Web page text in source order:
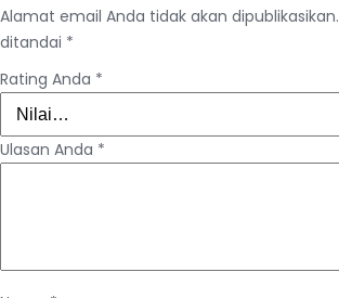
Alamat email Anda tidak akan dipublikasikan.
ditandai *
Rating Anda *
Ulasan Anda *